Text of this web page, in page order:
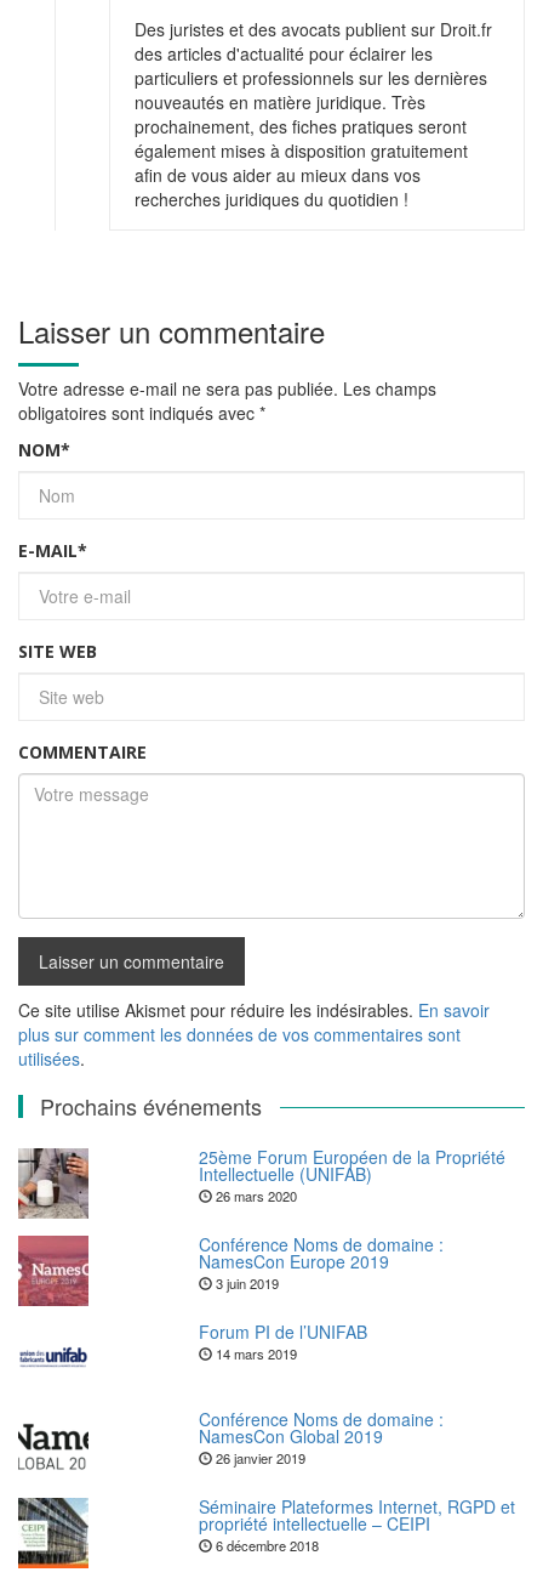
Des juristes et des avocats publient sur Droit.fr
des articles d'actualité pour éclairer les
particuliers et professionnels sur les dernières
nouveautés en matière juridique. Très
prochainement, des fiches pratiques seront
également mises à disposition gratuitement
afin de vous aider au mieux dans vos
recherches juridiques du quotidien !
Laisser un commentaire
Votre adresse e-mail ne sera pas publiée. Les champs
obligatoires sont indiqués avec *
NOM*
E-MAIL*
SITE WEB
COMMENTAIRE
Ce site utilise Akismet pour réduire les indésirables. En savoir
plus sur comment les données de vos commentaires sont
utilisées.
Prochains événements
25ème Forum Européen de la Propriété
Intellectuelle (UNIFAB)
26 mars 2020
Conférence Noms de domaine :
NamesCon Europe 2019
3 juin 2019
Forum PI de l’UNIFAB
14 mars 2019
Conférence Noms de domaine :
NamesCon Global 2019
26 janvier 2019
Séminaire Plateformes Internet, RGPD et
propriété intellectuelle – CEIPI
6 décembre 2018